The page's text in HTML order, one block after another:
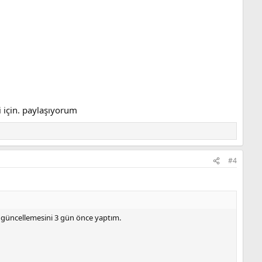
paylaşıyorum
#4
3 gün önce yaptım.